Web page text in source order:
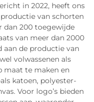
in 2022, heeft ons
van schorten
dan 200 toegewijde
van meer dan 2000
de productie van
volwassenen als
maat te maken en
katoen, polyester-
Voor logo’s bieden